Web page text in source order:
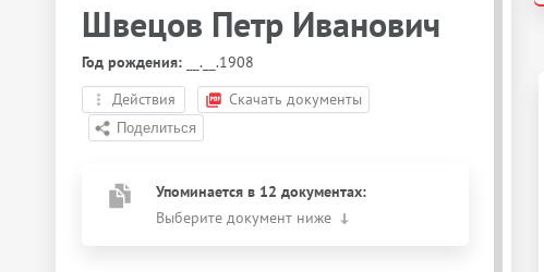
Швецов Петр Иванович
Год рождения: __.__.1908
Действия
Скачать документы
Упоминается в 12 документах:
Выберите документ ниже